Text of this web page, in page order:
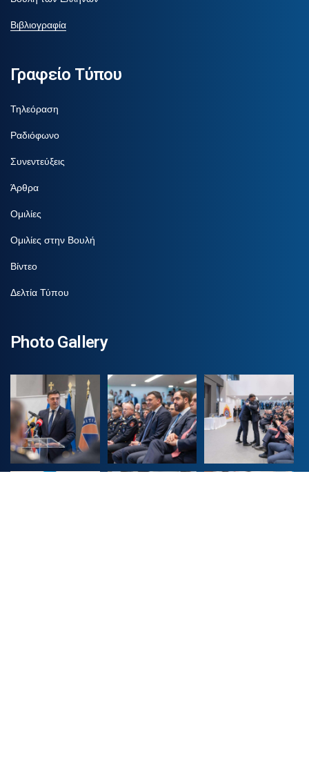
Βιβλιογραφία
Γραφείο Τύπου
Τηλεόραση
Ραδιόφωνο
Συνεντεύξεις
Άρθρα
Ομιλίες
Ομιλίες στην Βουλή
Βίντεο
Δελτία Τύπου
Photo Gallery